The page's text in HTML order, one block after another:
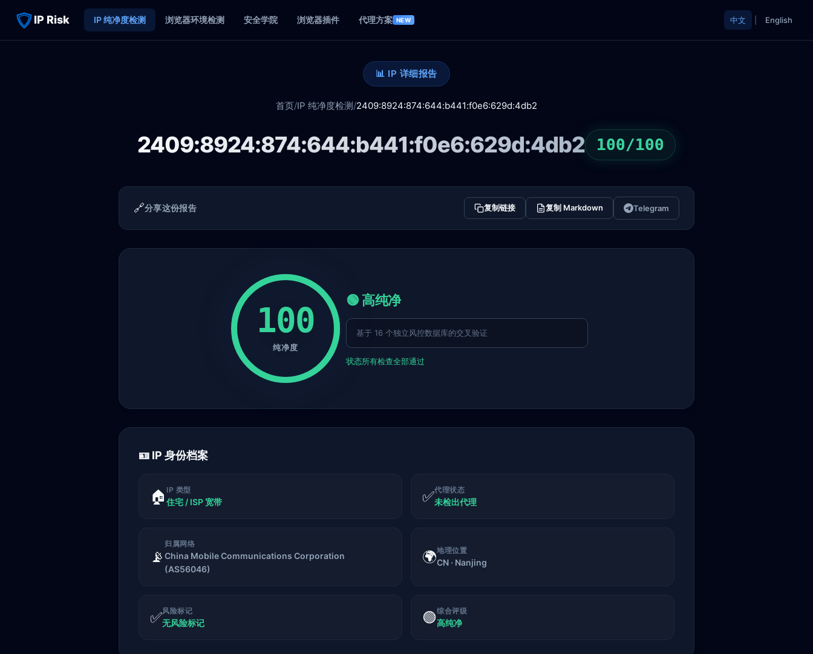
IP Risk IP 纯净度检测 浏览器环境检测 安全学院 浏览器插件 代理方案 NEW 中文 English
📊 IP 详细报告
首页/IP 纯净度检测/2409:8924:874:644:b441:f0e6:629d:4db2
2409:8924:874:644:b441:f0e6:629d:4db2 100/100
🔗分享这份报告 复制链接 复制 Markdown Telegram
100
纯净度
🟢 高纯净
基于 16 个独立风控数据库的交叉验证
状态所有检查全部通过
🪪 IP 身份档案
🏠 IP 类型
住宅 / ISP 宽带 ✅代理状态
未检出代理
📡
归属网络
China Mobile Communications Corporation
(AS56046)
🌍地理位置
CN · Nanjing
✅风险标记
无风险标记 🟢综合评级
高纯净